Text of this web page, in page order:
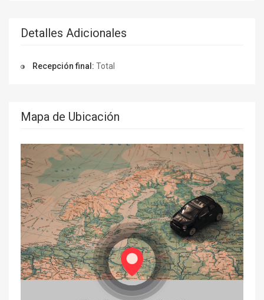
Detalles Adicionales
Recepción final: Total
Mapa de Ubicación